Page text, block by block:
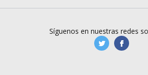
Síguenos en nuestras redes